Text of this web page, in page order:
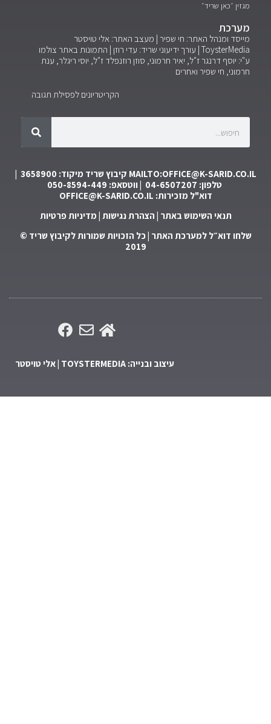
״כאן שריד״
ומנהל האתר: חי שפיר | מעצב האתר: אלי טויסטר
עורך ידיעוני שריד: עדי רוזן | התמונות באתר צולמו
דרנגר ז"ל, יאיר חרמוני, סוזן רוזנפלד ז"ל, יוסי ריגלר, ענת
חי שפיר ואחרים
הקריטריונים לפסילת תגובה
MAILTO:OFFICE@K-
קיבוץ שריד מיקוד: 3658900 |
דוא"ל מזכירות:OFFICE@K-SARID.CO.IL
תנאי השימוש באתר|הצהרת נגישות|מדיניות פרטיות
דוא״ל למערכת האתר| כל הזכויות שמורות לקיבוץ שריד ©
עיצוב ובנייה: TOYSTERMEDIA | אלי טויסטר